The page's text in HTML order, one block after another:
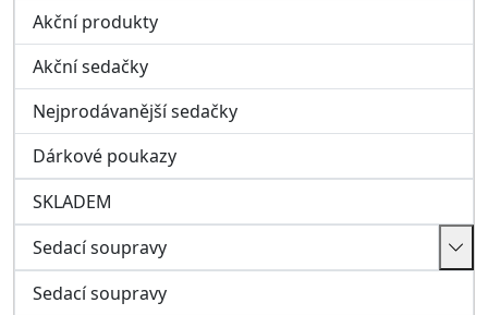
Rohové sedačky
Sedačky do U
Modulové sedací soupravy
Pohovky a křesla
Taburety a ostatní
Kožené sedací soupravy, křesla
Italské sedačky